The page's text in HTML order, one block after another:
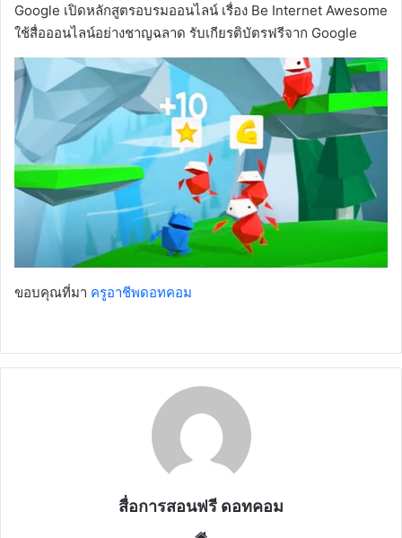
Google เปิดหลักสูตรอบรมออนไลน์ เรื่อง Be Internet Awesome
ใช้สื่อออนไลน์อย่างชาญฉลาด รับเกียรติบัตรฟรีจาก Google
ขอบคุณที่มา ครูอาชีพดอทคอม
สื่อการสอนฟรี ดอทคอม